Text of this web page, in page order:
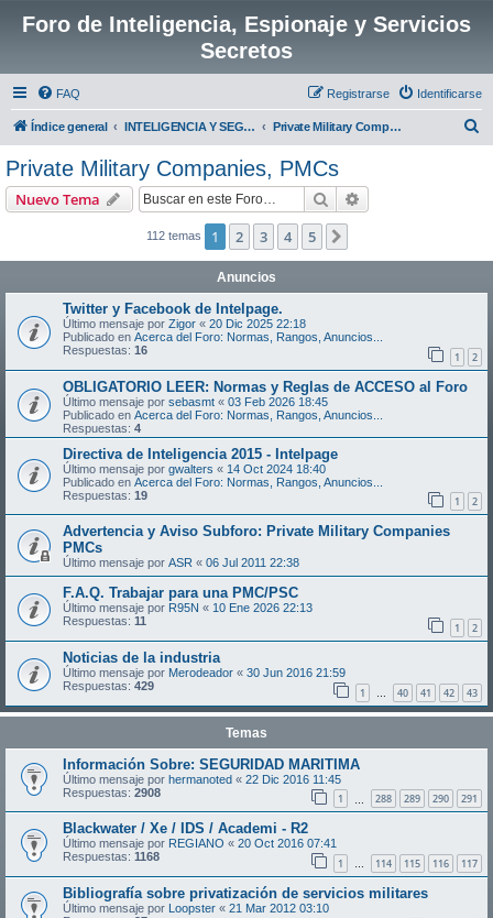
Foro de Inteligencia, Espionaje y Servicios
Secretos
FAQ Identificarse
Registrarse
Índice general INTELIGENCIA Y SEGURIDAD GLOBAL: Private Military Companies, PMCs
Private Military Companies, PMCs
Nuevo Tema Buscar
112 temas 1 2 3 4 5
Anuncios
Twitter y Facebook de Intelpage.
Último mensaje por Zigor « 20 Dic 2025 22:18
Publicado en Acerca del Foro: Normas, Rangos, Anuncios...
Respuestas: 16 1 2
OBLIGATORIO LEER: Normas y Reglas de ACCESO al Foro
Último mensaje por sebasmt « 03 Feb 2026 18:45
Publicado en Acerca del Foro: Normas, Rangos, Anuncios...
Respuestas: 4
Directiva de Inteligencia 2015 - Intelpage
Último mensaje por gwalters « 14 Oct 2024 18:40
Publicado en Acerca del Foro: Normas, Rangos, Anuncios...
Respuestas: 19 1 2
Advertencia y Aviso Subforo: Private Military Companies
PMCs
Último mensaje por ASR « 06 Jul 2011 22:38
F.A.Q. Trabajar para una PMC/PSC
Último mensaje por R95N « 10 Ene 2026 22:13
Respuestas: 11 1 2
Noticias de la industria
Último mensaje por Merodeador « 30 Jun 2016 21:59
Respuestas: 429 1 … 40 41 42 43
Temas
Información Sobre: SEGURIDAD MARITIMA
Último mensaje por hermanoted « 22 Dic 2016 11:45
Respuestas: 2908 1 288 289 290 291
Blackwater / Xe / IDS / Academi - R2
Último mensaje por REGIANO « 20 Oct 2016 07:41
Respuestas: 1168 1 … 114 115 116 117
Bibliografía sobre privatización de servicios militares
Último mensaje por Loopster « 21 Mar 2012 03:10